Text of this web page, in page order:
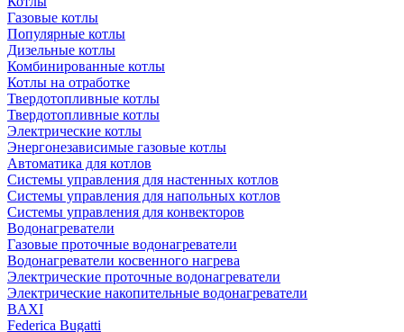
Газовые котлы
Популярные котлы
Дизельные котлы
Комбинированные котлы
Котлы на отработке
Твердотопливные котлы
Твердотопливные котлы
Электрические котлы
Энергонезависимые газовые котлы
Автоматика для котлов
Системы управления для настенных котлов
Системы управления для напольных котлов
Системы управления для конвекторов
Водонагреватели
Газовые проточные водонагреватели
Водонагреватели косвенного нагрева
Электрические проточные водонагреватели
Электрические накопительные водонагреватели
BAXI
Federica Bugatti